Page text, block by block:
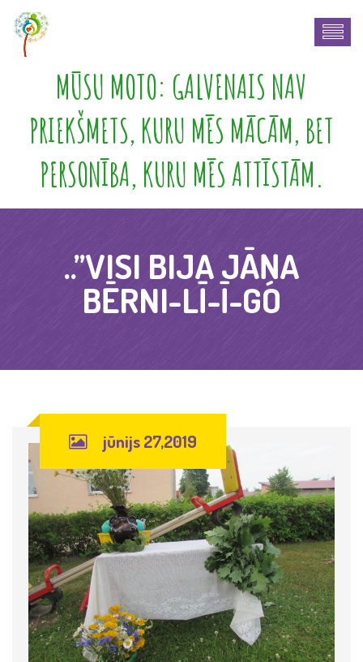
MŪSU MOTO: GALVENAIS NAV
PRIEKŠMETS, KURU MĒS MĀCĀM, BET
PERSONĪBA, KURU MĒS ATTĪSTĀM.
..’’VISI BIJA JĀŅA
BĒRNI-LĪ-Ī-GO
jūnijs 27,2019